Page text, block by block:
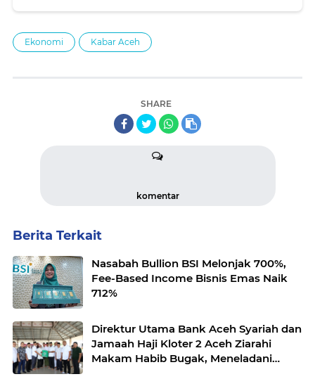
Ekonomi Kabar Aceh
SHARE
komentar
Berita Terkait
Nasabah Bullion BSI Melonjak 700%,
Fee-Based Income Bisnis Emas Naik
712%
Direktur Utama Bank Aceh Syariah dan
Jamaah Haji Kloter 2 Aceh Ziarahi
Makam Habib Bugak, Meneladani